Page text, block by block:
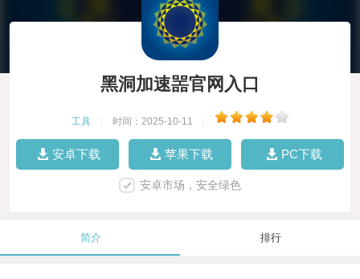
黑洞加速噐官网入口
工具 时间：2025-10-11
安卓下载 苹果下载 PC下载
安卓市场，安全绿色
简介 排行